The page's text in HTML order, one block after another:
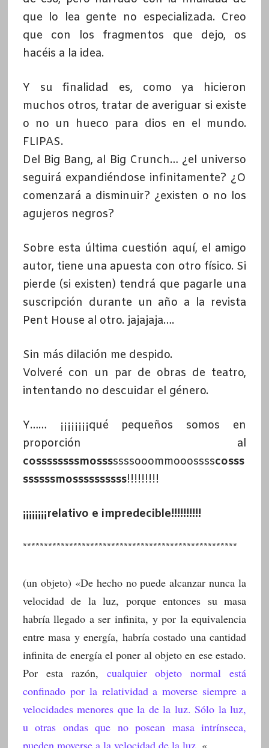
que lo lea gente no especializada. Creo
que con los fragmentos que dejo, os
hacéis a la idea.
Y su finalidad es, como ya hicieron
muchos otros, tratar de averiguar si existe
o no un hueco para dios en el mundo.
FLIPAS.
Del Big Bang, al Big Crunch… ¿el universo
seguirá expandiéndose infinitamente? ¿O
comenzará a disminuir? ¿existen o no los
agujeros negros?
Sobre esta última cuestión aquí, el amigo
autor, tiene una apuesta con otro físico. Si
pierde (si existen) tendrá que pagarle una
suscripción durante un año a la revista
Pent House al otro. jajajaja….
Sin más dilación me despido.
Volveré con un par de obras de teatro,
intentando no descuidar el género.
Y…… ¡¡¡¡¡¡¡¡qué pequeños somos en
proporción al
cossssssssmosssssssooommooosssscosss
ssssssmossssssssss!!!!!!!!!
¡¡¡¡¡¡¡¡relativo e impredecible!!!!!!!!!!
***************************************************
(un objeto) «De hecho no puede alcanzar nunca la
velocidad de la luz, porque entonces su masa
habría llegado a ser infinita, y por la equivalencia
entre masa y energía, habría costado una cantidad
infinita de energía el poner al objeto en ese estado.
Por esta razón, cualquier objeto normal está
confinado por la relatividad a moverse siempre a
velocidades menores que la de la luz. Sólo la luz,
u otras ondas que no posean masa intrínseca,
pueden moverse a la velocidad de la luz. «